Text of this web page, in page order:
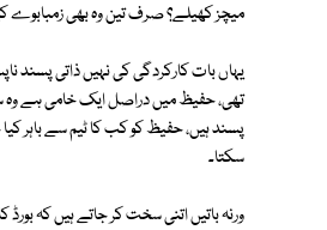
میچز کھیلے؟ صرف تین وہ بھی زمبابوے
یہاں بات کارکردگی کی نہیں ذاتی پسند
تھی، حفیظ میں دراصل ایک خامی ہے وہ
پسند ہیں، حفیظ کو کب کا ٹیم سے باہر
سکتا۔
ورنہ باتیں اتنی سخت کر جاتے ہیں کہ